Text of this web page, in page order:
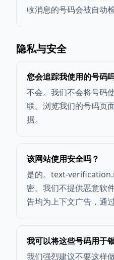
收消息的号码会被自动
隐私与安全
您会追踪我使用的号码
不会。我们不会将号码
联。浏览我们的号码页
据。
该网站使用安全吗？
是的。text-
密。我们不提供恶意软
告均为上下文广告，通
我可以将这些号码用于
我们强烈建议不要这